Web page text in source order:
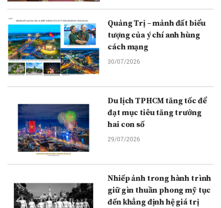
Quảng Trị – mảnh đất biểu
tượng của ý chí anh hùng
cách mạng
30/07/2026
Du lịch TPHCM tăng tốc để
đạt mục tiêu tăng trưởng
hai con số
29/07/2026
Nhiếp ảnh trong hành trình
giữ gìn thuần phong mỹ tục
đến khẳng định hệ giá trị